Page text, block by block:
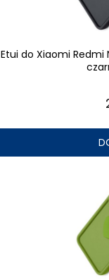
Etui do Xiaomi Redmi